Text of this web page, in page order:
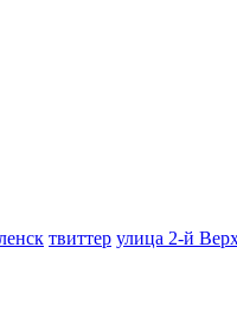
твиттер улица 2-й